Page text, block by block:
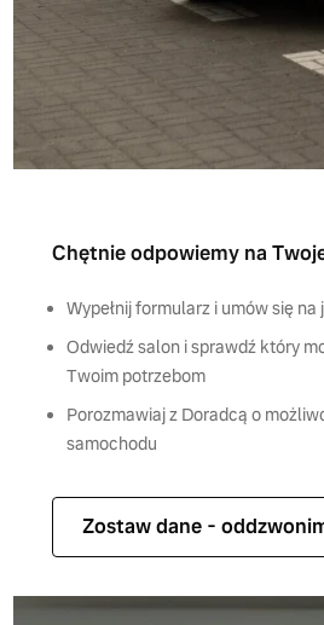
Chętnie odpowiemy na
Wypełnij formularz i umów się
Odwiedź salon i sprawdź który
Twoim potrzebom
Porozmawiaj z Doradcą o
samochodu
Zostaw dane -